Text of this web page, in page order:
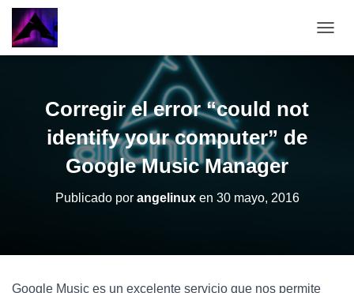
Corregir el error “could not
identify your computer” de
Google Music Manager
Publicado por angelinuxen 30 mayo, 2016
Google Music es un excelente servicio que nos permite